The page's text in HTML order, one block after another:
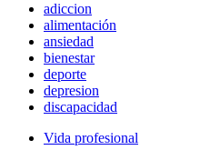
adiccion
alimentación
ansiedad
bienestar
deporte
depresion
discapacidad
Vida profesional